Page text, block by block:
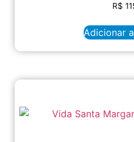
R$
Adicionar